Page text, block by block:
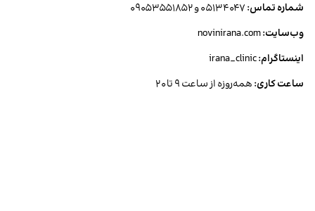
شماره تماس:
وب‌سایت:
اینستاگرام:
ساعت کاری:همه‌روزه از ساعت ۹ تا ۲۰